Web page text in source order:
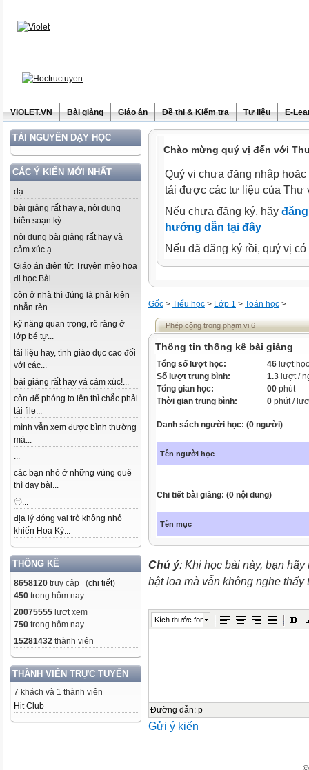
ViOLET.VN Bài giảng Giáo án Đề thi & Kiểm tra Tư liệu E-
TÀI NGUYÊN DẠY HỌC
CÁC Ý KIẾN MỚI NHẤT
dạ...
bài giảng rất hay ạ, nội dung
biên soạn kỳ...
nội dung bài giảng rất hay và
cảm xúc ạ ...
Giáo án điện tử: Truyện mèo hoa
đi học Bài...
còn ở nhà thì đúng là phải kiên
nhẫn rèn...
kỹ năng quan trọng, rõ ràng ở
lớp bé tự...
tài liệu hay, tính giáo dục cao đối
với các...
bài giảng rất hay và cảm xúc!...
còn để phóng to lên thì chắc phải
tải file...
mình vẫn xem được bình thường
mà...
...
các bạn nhỏ ở những vùng quê
thì dạy bài...
🫥...
địa lý đóng vai trò không nhỏ
khiến Hoa Kỳ...
THỐNG KÊ
8658120 truy cập (chi tiết)
450 trong hôm nay
20075555 lượt xem
750 trong hôm nay
15281432 thành viên
THÀNH VIÊN TRỰC TUYẾN
7 khách và 1 thành viên
Hit Club
Chào mừng quý vị đến với
Quý vị chưa đăng nhập
tải được các tư liệu của Thư
Nếu chưa đăng ký, hãy
hướng dẫn tại đây
Nếu đã đăng ký rồi, quý vị
Gốc > Tiểu học > Lớp 1 > Toán học >
Phép cộng trong phạm vi 6
Thông tin thống kê bài giảng
Tổng số lượt học: 46 lượt học
Số lượt trung bình:
1.3 lượt /
Tổng gian học:
00 phút
Thời gian trung bình:
0 phút /
Danh sách người học: (0 người)
Tên người học
Chi tiết bài giảng: (0 nội dung)
Tên mục
Chú ý: Khi học bài này, bạn
bật loa mà vẫn không nghe
Kích thước font
Đường dẫn: p
Gửi ý kiến